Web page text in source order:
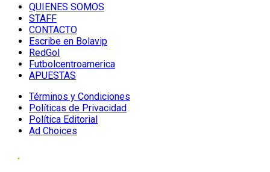
QUIENES SOMOS
STAFF
CONTACTO
Escribe en Bolavip
RedGol
Futbolcentroamerica
APUESTAS
Términos y Condiciones
Políticas de Privacidad
Política Editorial
Ad Choices